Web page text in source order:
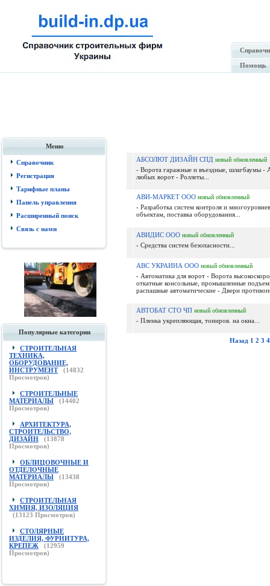
Помощь
Меню
Справочник
Регистрация
Тарифные планы
Панель управления
Расширенный поиск
Связь с нами
Популярные категории
СТРОИТЕЛЬНАЯ
ТЕХНИКА,
ОБОРУДОВАНИЕ,
ИНСТРУМЕНТ
(14832
Просмотров)
СТРОИТЕЛЬНЫЕ
МАТЕРИАЛЫ
(14402
Просмотров)
АРХИТЕКТУРА,
СТРОИТЕЛЬСТВО,
ДИЗАЙН
(13878
Просмотров)
ОБЛИЦОВОЧНЫЕ И
ОТДЕЛОЧНЫЕ
МАТЕРИАЛЫ
(13438
Просмотров)
СТРОИТЕЛЬНАЯ
ХИМИЯ, ИЗОЛЯЦИЯ
(13123 Просмотров)
СТОЛЯРНЫЕ
ИЗДЕЛИЯ, ФУРНИТУРА,
КРЕПЕЖ
(12959
Просмотров)
АБСОЛЮТ ДИЗАЙН СПД новый обновленный
- Ворота гаражные и въездные, шлагбаумы -
любых ворот - Роллеты...
АВИ-МАРКЕТ ООО новый обновленный
- Разработка систем контроля и
объектам, поставка оборудования...
АВИДИС ООО новый обновленный
- Средства систем безопасности...
АВС УКРАИНА ООО новый обновленный
- Автоматика для ворот - Ворота
откатные консольные, промышленные
распашные автоматические - Двери
АВТОБАТ СТО ЧП новый обновленный
- Пленка укрепляющая, тониров. на окна...
Назад 1 2 3 4